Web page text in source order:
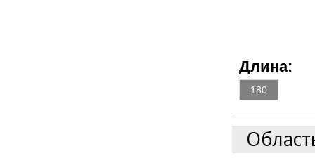
Длина:
180